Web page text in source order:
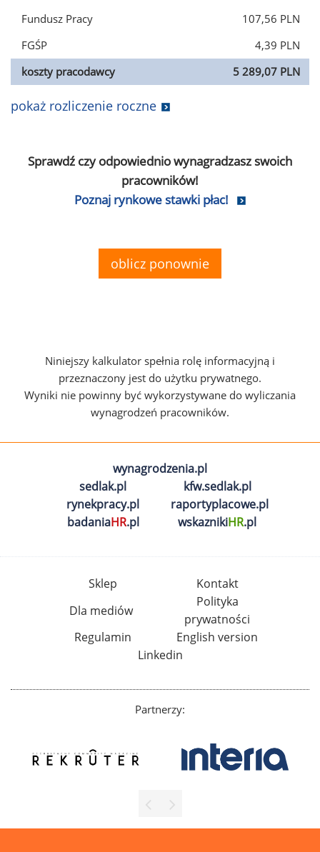
Fundusz Pracy
107,56 PLN
FGŚP
4,39 PLN
koszty pracodawcy
5 289,07 PLN
pokaż rozliczenie roczne
Sprawdź czy odpowiednio wynagradzasz swoich
pracowników!
Poznaj rynkowe stawki płac!
oblicz ponownie
Niniejszy kalkulator spełnia rolę informacyjną i
przeznaczony jest do użytku prywatnego.
Wyniki nie powinny być wykorzystywane do wyliczania
wynagrodzeń pracowników.
wynagrodzenia.pl
sedlak.pl
kfw.sedlak.pl
rynekpracy.pl
raportyplacowe.pl
badaniaHR.pl wskaznikiHR.pl
Sklep
Kontakt
Dla mediów
Polityka
prywatności
Regulamin
English version
Linkedin
Partnerzy: